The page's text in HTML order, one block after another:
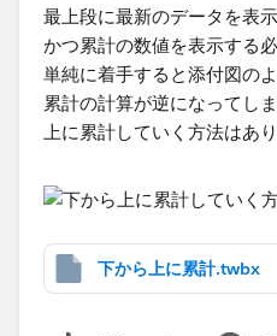
最上段に最新のデータを表
かつ累計の数値を表示する
単純に着手すると添付図の
累計の計算が逆になってしま
上に累計していく方法はあ
下から上に累計.twbx